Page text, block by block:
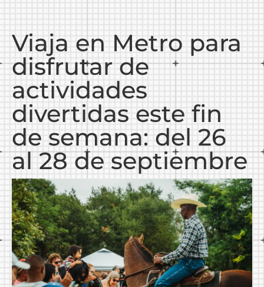
Viaja en Metro para
disfrutar de
actividades
divertidas este fin
de semana: del 26
al 28 de septiembre